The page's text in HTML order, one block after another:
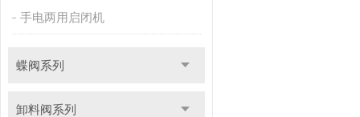
手电两用启闭机
蝶阀系列
卸料阀系列